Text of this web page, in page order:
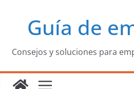
contenidoGuía de
Consejos y soluciones para